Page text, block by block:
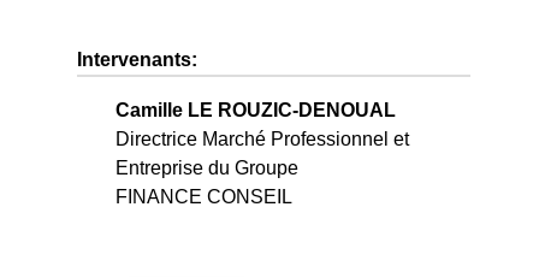
Intervenants:
Camille LE ROUZIC-DENOUAL
Directrice Marché Professionnel et
Entreprise du Groupe
FINANCE CONSEIL